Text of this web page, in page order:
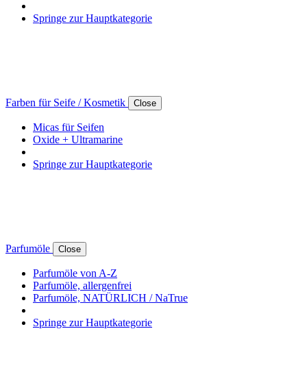
Springe zur Hauptkategorie
Farben für Seife / Kosmetik Close
Micas für Seifen
Oxide + Ultramarine
Springe zur Hauptkategorie
Parfumöle Close
Parfumöle von A-Z
Parfumöle, allergenfrei
Parfumöle, NATÜRLICH / NaTrue
Springe zur Hauptkategorie